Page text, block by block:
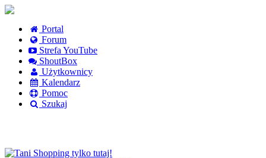
Portal
Forum
Strefa YouTube
ShoutBox
Użytkownicy
Kalendarz
Pomoc
Szukaj